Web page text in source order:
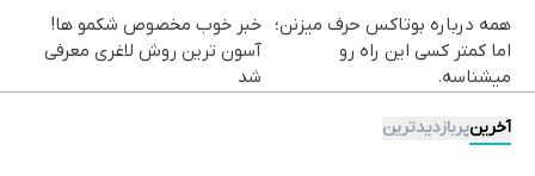
همه درباره بوتاکس حرف میزنن؛
اما کمتر کسی این راه رو
میشناسه.
خبر خوب مخصوص شکمو ها!
آسون ترین روش لاغری معرفی
شد
آخرینپربازدیدترین